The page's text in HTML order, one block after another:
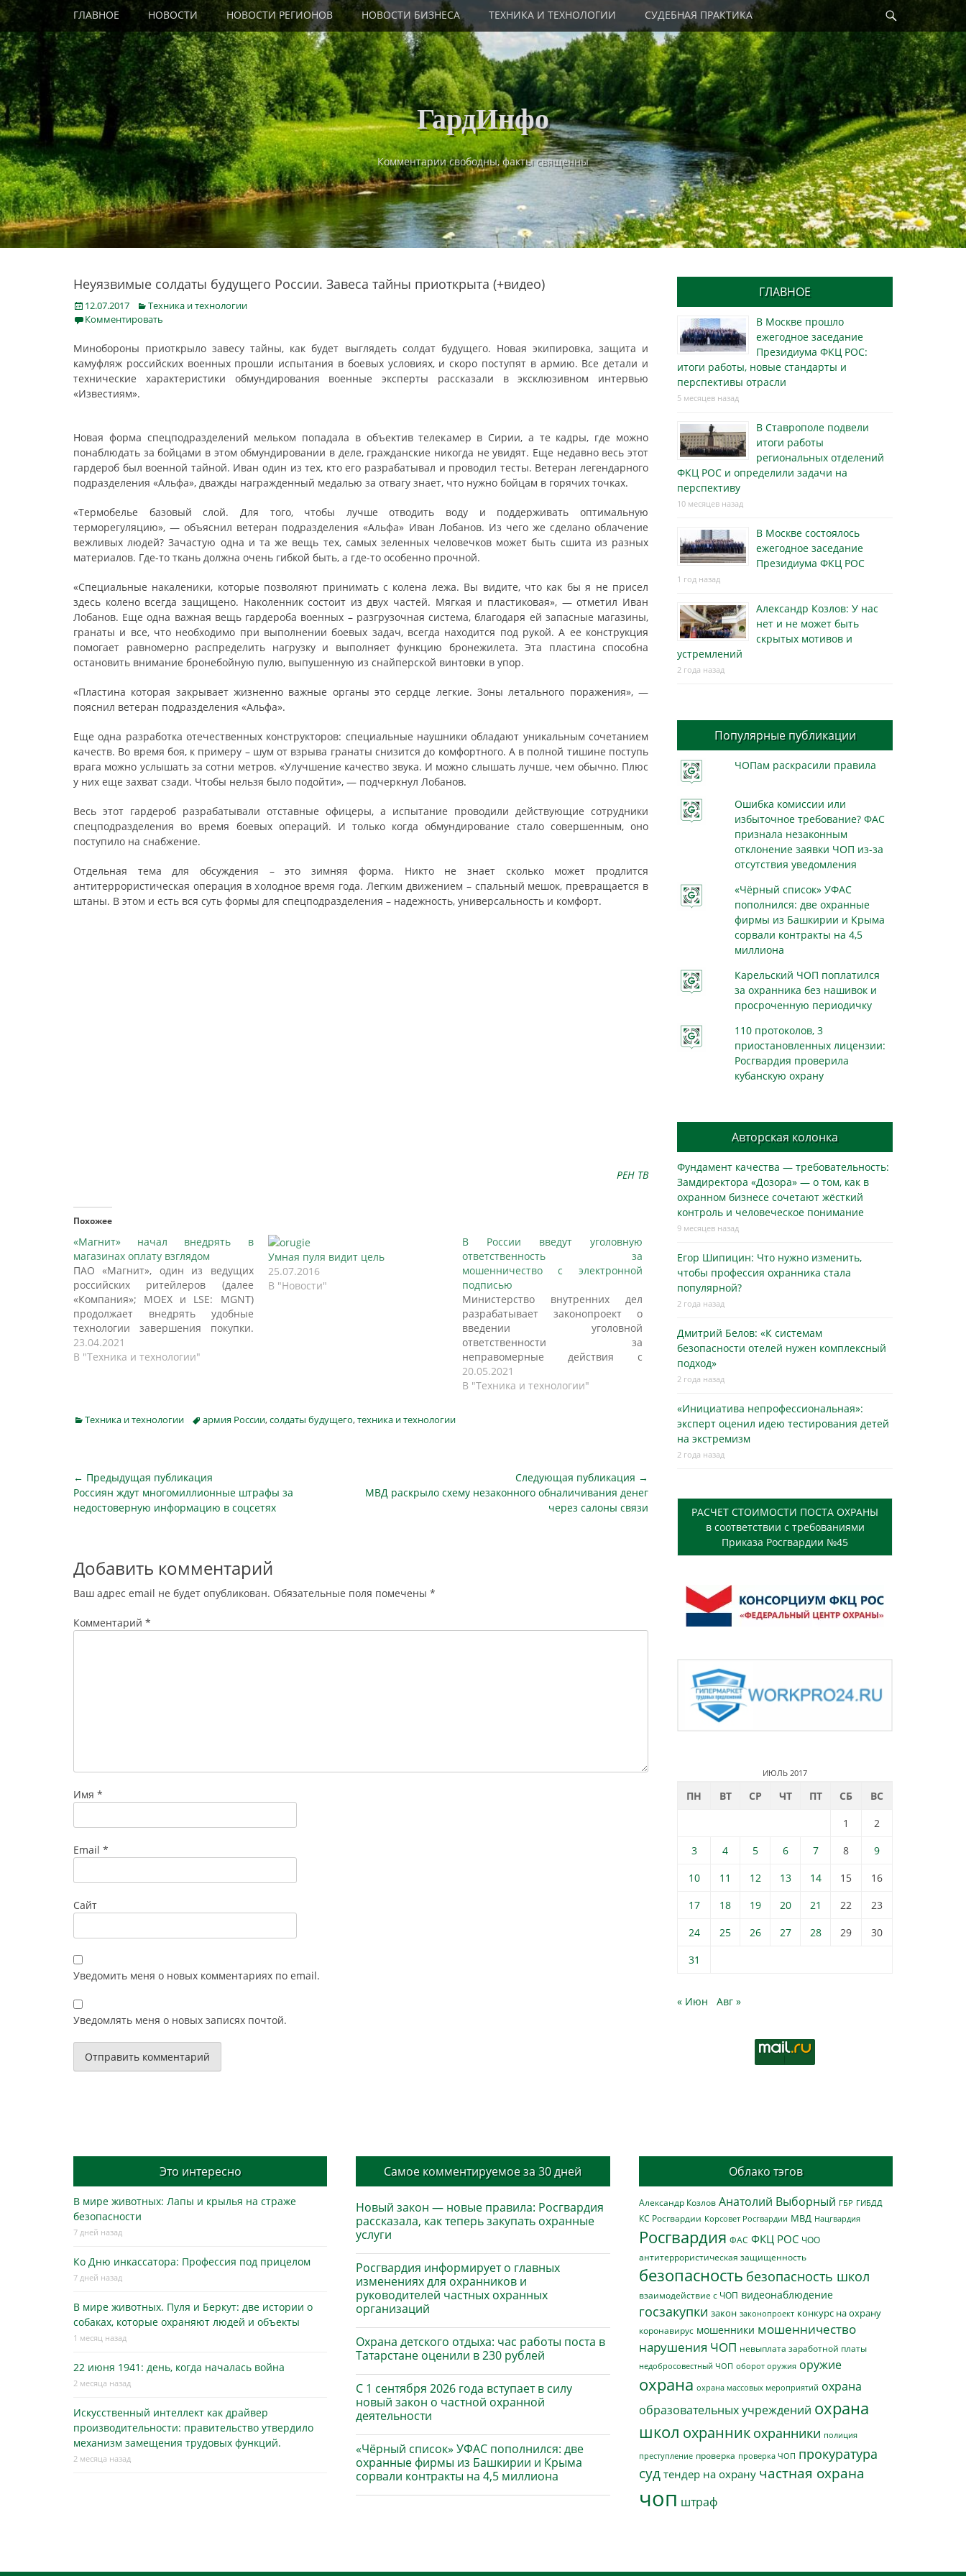
Skip
content
Primary Menu
ГЛАВНОЕ НОВОСТИ НОВОСТИ РЕГИОНОВ НОВОСТИ БИЗНЕСА ТЕХНИКА И ТЕХНОЛОГИИ СУДЕБНАЯ ПРАКТИКА
ГардИнфо
Комментарии свободны, факты священны
Неуязвимые солдаты будущего России. Завеса тайны приоткрыта (+видео)
Posted
on
12.07.2017 Categories
Техника и технологии
Комментировать
Минобороны приоткрыло завесу тайны, как будет выглядеть солдат будущего. Новая экипировка, защита и
камуфляж российских военных прошли испытания в боевых условиях, и скоро поступят в армию. Все детали и
технические характеристики обмундирования военные эксперты рассказали в эксклюзивном интервью
«Известиям».
Новая форма спецподразделений мельком попадала в объектив телекамер в Сирии, а те кадры, где можно
понаблюдать за бойцами в этом обмундировании в деле, гражданские никогда не увидят. Еще недавно весь этот
гардероб был военной тайной. Иван один из тех, кто его разрабатывал и проводил тесты. Ветеран легендарного
подразделения «Альфа», дважды награжденный медалью за отвагу знает, что нужно бойцам в горячих точках.
«Термобелье базовый слой. Для того, чтобы лучше отводить воду и поддерживать оптимальную
терморегуляцию», — объяснил ветеран подразделения «Альфа» Иван Лобанов. Из чего же сделано облачение
вежливых людей? Зачастую одна и та же вещь тех, самых зеленных человечков может быть сшита из разных
материалов. Где-то ткань должна очень гибкой быть, а где-то особенно прочной.
«Специальные накаленики, которые позволяют принимать с колена лежа. Вы видите, что как бы я не присел
здесь колено всегда защищено. Наколенник состоит из двух частей. Мягкая и пластиковая», — отметил Иван
Лобанов. Еще одна важная вещь гардероба военных – разгрузочная система, благодаря ей запасные магазины,
гранаты и все, что необходимо при выполнении боевых задач, всегда находится под рукой. А ее конструкция
помогает равномерно распределить нагрузку и выполняет функцию бронежилета. Эта пластина способна
остановить внимание бронебойную пулю, выпушенную из снайперской винтовки в упор.
«Пластина которая закрывает жизненно важные органы это сердце легкие. Зоны летального поражения», —
пояснил ветеран подразделения «Альфа».
Еще одна разработка отечественных конструкторов: специальные наушники обладают уникальным сочетанием
качеств. Во время боя, к примеру – шум от взрыва гранаты снизится до комфортного. А в полной тишине поступь
врага можно услышать за сотни метров. «Улучшение качество звука. И можно слышать лучше, чем обычно. Плюс
у них еще захват сзади. Чтобы нельзя было подойти», — подчеркнул Лобанов.
Весь этот гардероб разрабатывали отставные офицеры, а испытание проводили действующие сотрудники
спецподразделения во время боевых операций. И только когда обмундирование стало совершенным, оно
поступило на снабжение.
Отдельная тема для обсуждения – это зимняя форма. Никто не знает сколько может продлится
антитеррористическая операция в холодное время года. Легким движением – спальный мешок, превращается в
штаны. В этом и есть вся суть формы для спецподразделения – надежность, универсальность и комфорт.
РЕН ТВ
Похожее
«Магнит» начал внедрять в
магазинах оплату взглядом
ПАО «Магнит», один из ведущих
российских ритейлеров (далее
«Компания»; MOEX и LSE: MGNT)
продолжает внедрять удобные
технологии завершения покупки.
Новый способ оплаты одним
взглядом уже доступен в десяти
«Магнит». Компания планирует к
июню подключить к сервису более
23.04.2021
В "Техника и технологии"
Умная пуля видит цель
25.07.2016
В "Новости"
В России введут уголовную
ответственность за
мошенничество с электронной
подписью
Министерство внутренних дел
разрабатывает законопроект о
введении уголовной
ответственности за
неправомерные действия с
усиленной электронной подписью,
сообщает SecurityLab.
ужесточить ответственность за
деяния, которые связаны с
нарушением коммерческой,
налоговой или же банковской
20.05.2021
В "Техника и технологии"
Categories
Техника и технологии Tagsармия России,солдаты будущего,техника и технологии
Навигация
по
← Предыдущая публикация
Предыдущая
публикация
Россиян ждут многомиллионные штрафы за
недостоверную информацию в соцсетях
Следующая публикация →
Следующая
МВД раскрыло схему незаконного обналичивания денег
через салоны связи
Добавить комментарий
Ваш адрес email не будет опубликован. Обязательные поля помечены *
Комментарий *
Имя *
Email *
Сайт
Уведомить меня о новых комментариях по email.
Уведомлять меня о новых записях почтой.
ГЛАВНОЕ
В Москве прошло
ежегодное заседание
Президиума ФКЦ РОС:
итоги работы, новые стандарты и
перспективы отрасли
5 месяцев назад
В Ставрополе подвели
итоги работы
региональных отделений
ФКЦ РОС и определили задачи на
перспективу
10 месяцев назад
В Москве состоялось
ежегодное заседание
Президиума ФКЦ РОС
1 год назад
Александр Козлов: У нас
нет и не может быть
скрытых мотивов и
устремлений
2 года назад
Популярные публикации
ЧОПам раскрасили правила
Ошибка комиссии или
избыточное требование? ФАС
признала незаконным
отклонение заявки ЧОП из-за
отсутствия уведомления
«Чёрный список» УФАС
пополнился: две охранные
фирмы из Башкирии и Крыма
сорвали контракты на 4,5
миллиона
Карельский ЧОП поплатился
за охранника без нашивок и
просроченную периодичку
110 протоколов, 3
приостановленных лицензии:
Росгвардия проверила
кубанскую охрану
Авторская колонка
Фундамент качества — требовательность:
Замдиректора «Дозора» — о том, как в
охранном бизнесe сочетают жёсткий
контроль и человеческое понимание
9 месяцев назад
Егор Шипицин: Что нужно изменить,
чтобы профессия охранника стала
популярной?
2 года назад
Дмитрий Белов: «К системам
безопасности отелей нужен комплексный
подход»
2 года назад
«Инициатива непрофессиональная»:
эксперт оценил идею тестирования детей
на экстремизм
2 года назад
РАСЧЕТ СТОИМОСТИ ПОСТА ОХРАНЫ
в соответствии с требованиями
Приказа Росгвардии №45
ИЮЛЬ 2017
ПН ВТ СР ЧТ ПТ СБ
ВС
1
2
3
4 5 6 7 8
9
10
11 12 13 14 15
16
17
18 19 20 21 22
23
24
25 26 27 28 29
30
31
« Июн Авг »
Это интересно
В мире животных: Лапы и крылья на страже
безопасности
7 дней назад
Ко Дню инкассатора: Профессия под прицелом
7 дней назад
В мире животных. Пуля и Беркут: две истории о
собаках, которые охраняют людей и объекты
1 месяц назад
22 июня 1941: день, когда началась война
2 месяца назад
Искусственный интеллект как драйвер
производительности: правительство утвердило
механизм замещения трудовых функций.
2 месяца назад
Самое комментируемое за 30 дней
Новый закон — новые правила: Росгвардия
рассказала, как теперь закупать охранные
услуги
Росгвардия информирует о главных
изменениях для охранников и
руководителей частных охранных
организаций
Охрана детского отдыха: час работы поста в
Татарстане оценили в 230 рублей
С 1 сентября 2026 года вступает в силу
новый закон о частной охранной
деятельности
«Чёрный список» УФАС пополнился: две
охранные фирмы из Башкирии и Крыма
сорвали контракты на 4,5 миллиона
Облако тэгов
Александр Козлов Анатолий Выборный ГБР ГИБДД
КС Росгвардии Корсовет Росгвардии МВД Нацгвардия
Росгвардия ФАС ФКЦ РОС ЧОО
антитеррористическая защищенность
безопасность безопасность школ
взаимодействие с ЧОП видеонаблюдение
госзакупки закон законопроект конкурс на охрану
коронавирус мошенники мошенничество
нарушения ЧОП невыплата заработной платы
недобросовестный ЧОП оборот оружия оружие
охрана охрана массовых мероприятий охрана
образовательных учреждений охрана
школ охранник охранники полиция
преступление проверка проверка ЧОП прокуратура
суд тендер на охрану частная охрана
чоп штраф